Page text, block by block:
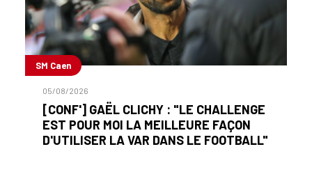
SM Caen
05/08/2026
[CONF'] GAËL CLICHY : "LE CHALLENGE
EST POUR MOI LA MEILLEURE FAÇON
D'UTILISER LA VAR DANS LE FOOTBALL"